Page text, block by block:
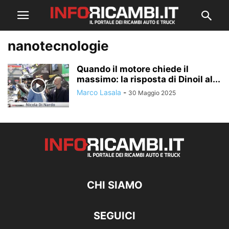
nanotecnologie
Quando il motore chiede il
massimo: la risposta di Dinoil al...
Marco Lasala - 30 Maggio 2025
CHI SIAMO
SEGUICI